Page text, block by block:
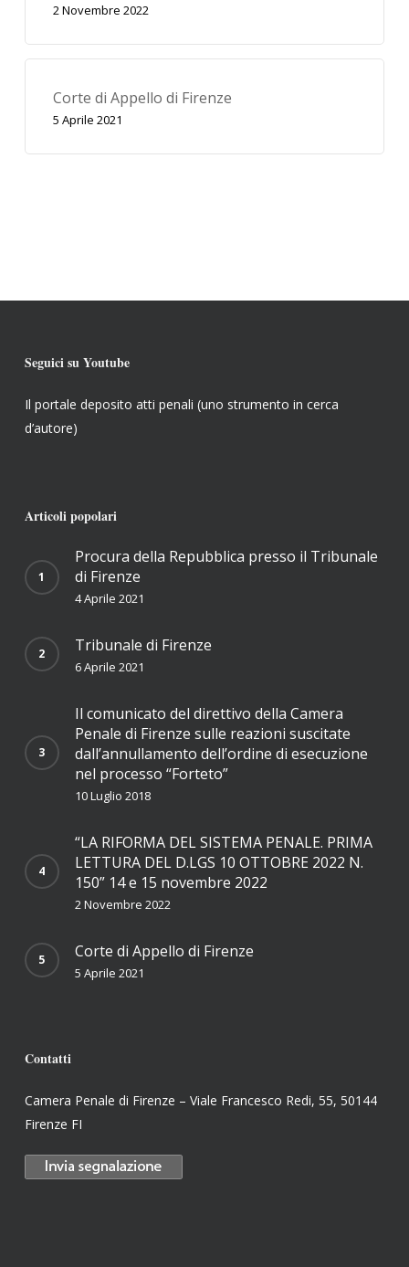
2 Novembre 2022
Corte di Appello di Firenze
5 Aprile 2021
Seguici su Youtube
Il portale deposito atti penali (uno strumento in cerca
d’autore)
Articoli popolari
Procura della Repubblica presso il Tribunale
di Firenze
4 Aprile 2021
Tribunale di Firenze
6 Aprile 2021
Il comunicato del direttivo della Camera
Penale di Firenze sulle reazioni suscitate
dall’annullamento dell’ordine di esecuzione
nel processo “Forteto”
10 Luglio 2018
“LA RIFORMA DEL SISTEMA PENALE. PRIMA
LETTURA DEL D.LGS 10 OTTOBRE 2022 N.
150” 14 e 15 novembre 2022
2 Novembre 2022
Corte di Appello di Firenze
5 Aprile 2021
Contatti
Camera Penale di Firenze – Viale Francesco Redi, 55, 50144
Firenze FI